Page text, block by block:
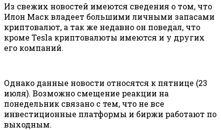
Из свежих новостей имеются сведения о том, что
Илон Маск владеет большими личными запасами
криптовалют, а так же недавно он поведал, что
кроме Tesla криптовалюты имеются и у других
его компаний.
Однако данные новости относятся к пятнице (23
июля). Возможно смещение реакции на
понедельник связано с тем, что не все
инвестиционные платформы и биржи работают по
выходным.